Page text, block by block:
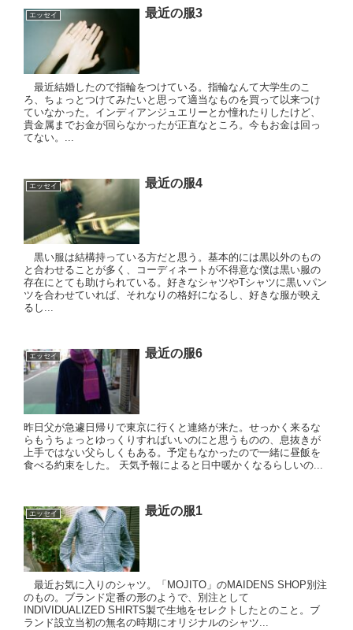
エッセイ 最近の服3
最近結婚したので指輪をつけている。指輪なんて大学生のこ
ろ、ちょっとつけてみたいと思って適当なものを買って以来つけ
ていなかった。インディアンジュエリーとか憧れたりしたけど、
貴金属までお金が回らなかったが正直なところ。今もお金は回っ
てない。...
エッセイ 最近の服4
黒い服は結構持っている方だと思う。基本的には黒以外のもの
と合わせることが多く、コーディネートが不得意な僕は黒い服の
存在にとても助けられている。好きなシャツやTシャツに黒いパン
ツを合わせていれば、それなりの格好になるし、好きな服が映え
るし...
エッセイ 最近の服6
昨日父が急遽日帰りで東京に行くと連絡が来た。せっかく来るな
らもうちょっとゆっくりすればいいのにと思うものの、息抜きが
上手ではない父らしくもある。予定もなかったので一緒に昼飯を
食べる約束をした。 天気予報によると日中暖かくなるらしいの...
エッセイ 最近の服1
最近お気に入りのシャツ。「MOJITO」のMAIDENS SHOP別注
のもの。ブランド定番の形のようで、別注として
INDIVIDUALIZED SHIRTS製で生地をセレクトしたとのこと。ブ
ランド設立当初の無名の時期にオリジナルのシャツ...